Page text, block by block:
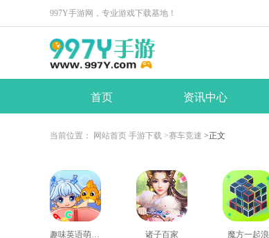
997Y手游网，专业游戏下载基地！
首页 资讯中心
当前位置： 网站首页 手游下载 >赛车竞速 >正文
趣味英语萌宠团 诸子百家 魔方一起浪